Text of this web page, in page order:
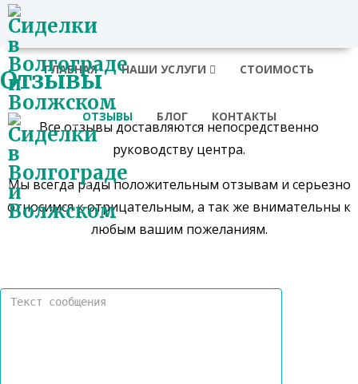
ГЛАВНАЯ НАШИ УСЛУГИ СТОИМОСТЬ
ОТЗЫВЫ БЛОГ КОНТАКТЫ
Отзывы
Все отзывы доставляются непосредственно
руководству центра.
Мы всегда рады положительным отзывам и серьезно
относимся к отрицательным, а так же внимательны к
любым вашим пожеланиям.